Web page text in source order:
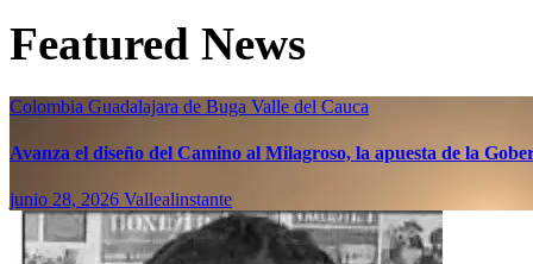
Featured News
Colombia Guadalajara de Buga Valle del Cauca
Avanza el diseño del Camino al Milagroso, la apuesta de la
junio 28, 2026 Vallealinstante